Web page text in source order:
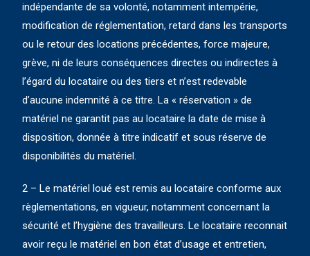
indépendante de sa volonté, notamment intempérie,
modification de réglementation, retard dans les transports
ou le retour des locations précédentes, force majeure,
grève, ni de leurs conséquences directes ou indirectes à
l’égard du locataire ou des tiers et n’est redevable
d’aucune indemnité à ce titre. La « réservation » de
matériel ne garantit pas au locataire la date de mise à
disposition, donnée à titre indicatif et sous réserve de
disponibilités du matériel.
2 – Le matériel loué est remis au locataire conforme aux
règlementations, en vigueur, notamment concernant la
sécurité et l’hygiène des travailleurs. Le locataire reconnait
avoir reçu le matériel en bon état d’usage et entretien,